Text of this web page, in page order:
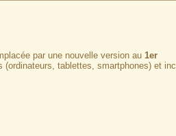
par une nouvelle version au 1er
(ordinateurs, tablettes, smartphones) et